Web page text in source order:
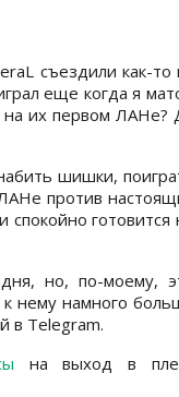
съездили как-то
еще когда я
на их первом ЛАНе?
шишки,
против
готовится
но, по-моему,
к нему намного
в Telegram.
на выход в